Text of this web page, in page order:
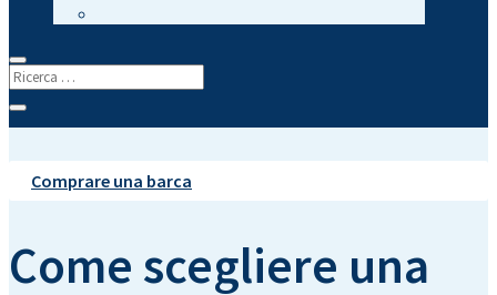
Comprare una barca
Come scegliere una